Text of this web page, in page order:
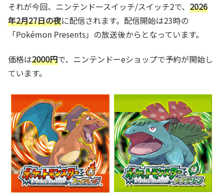
それが今回、ニンテンドースイッチ/スイッチ2で、 2026
年2月27日の夜に配信されます。配信開始は23時の
「Pokémon Presents」の放送後からとなっています。
価格は2000円で、ニンテンドーeショップで予約が開始し
ています。